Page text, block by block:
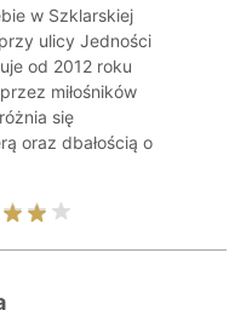
w Szklarskiej
ulicy Jedności
od 2012 roku
miłośników
się
oraz dbałością o